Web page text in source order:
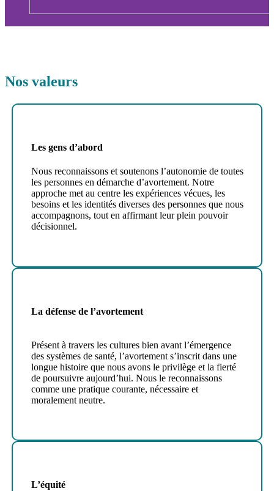
Nos valeurs
Les gens d’abord
Nous reconnaissons et soutenons l’autonomie de toutes
les personnes en démarche d’avortement. Notre
approche met au centre les expériences vécues, les
besoins et les identités diverses des personnes que nous
accompagnons, tout en affirmant leur plein pouvoir
décisionnel.
La défense de l’avortement
Présent à travers les cultures bien avant l’émergence
des systèmes de santé, l’avortement s’inscrit dans une
longue histoire que nous avons le privilège et la fierté
de poursuivre aujourd’hui. Nous le reconnaissons
comme une pratique courante, nécessaire et
moralement neutre.
L’équité